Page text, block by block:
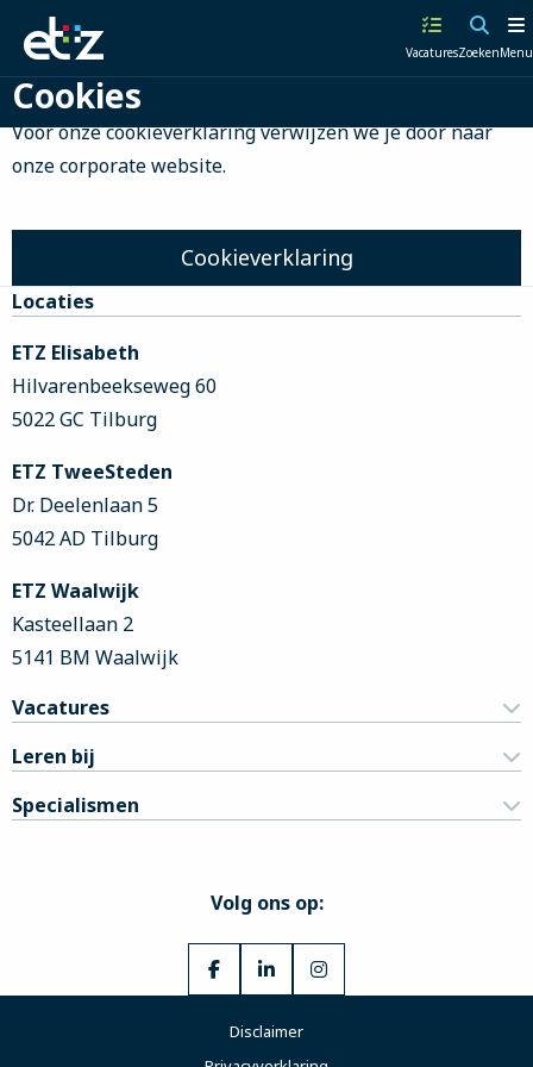
Werken
bij
het
ETZ
|
Elisabeth-
Ziekenhuis
VacaturesZoekenMenu
Cookies
Voor onze cookieverklaring verwijzen we je door naar
onze corporate website.
Cookieverklaring
Site
footer
Locaties
ETZ Elisabeth
Hilvarenbeekseweg 60
5022 GC Tilburg
ETZ TweeSteden
Dr. Deelenlaan 5
5042 AD Tilburg
ETZ Waalwijk
Kasteellaan 2
5141 BM Waalwijk
Vacatures
Leren bij
Specialismen
Volg ons op:
Ga
Facebook
Ga
LinkedIn
Ga
Disclaimer